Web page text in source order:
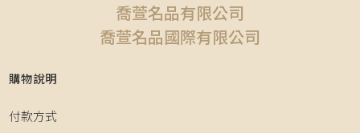
喬萱名品有限公司
喬萱名品國際有限公司
購物說明
付款方式